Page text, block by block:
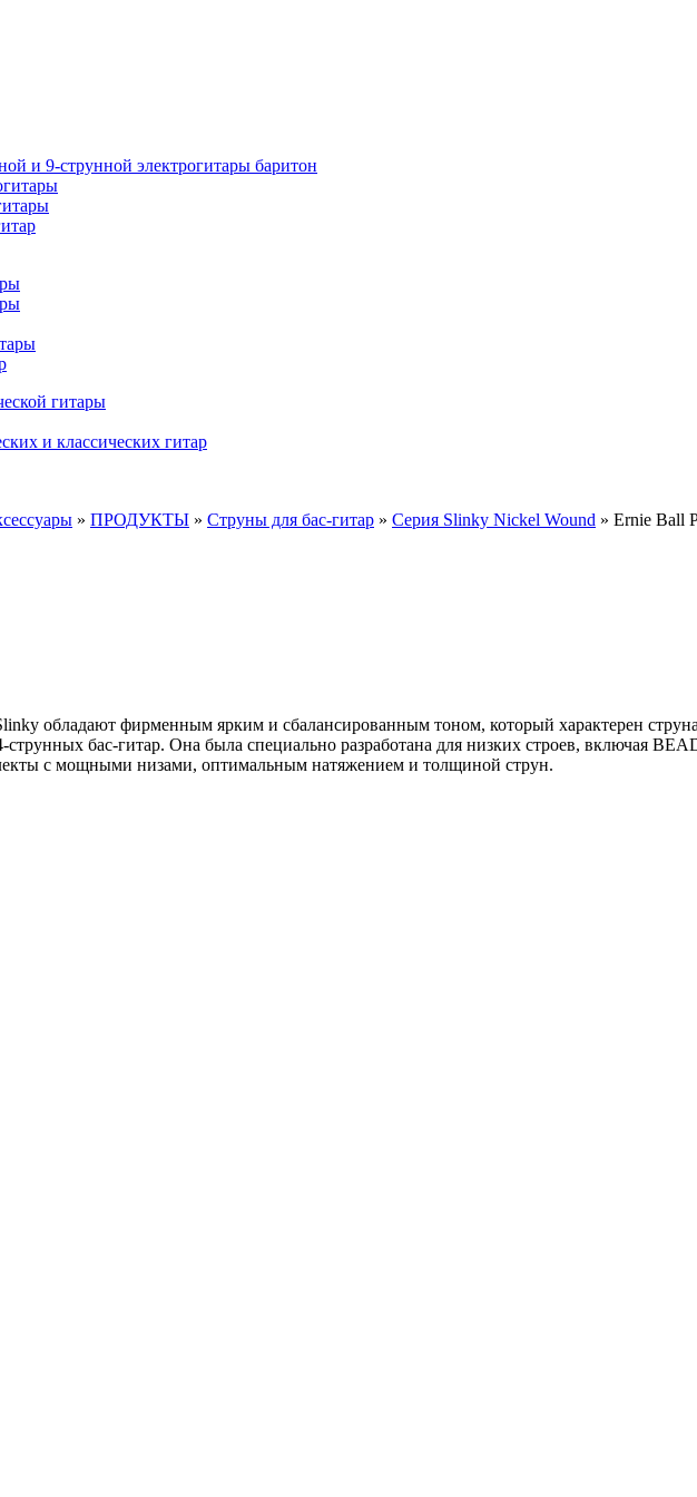
и 9-струнной электрогитары баритон
гитары
и классических гитар
» ПРОДУКТЫ » Струны для бас-гитар » Серия Slinky Nickel Wound » Ernie Ball
обладают фирменным ярким и сбалансированным тоном, который характерен
струнных бас-гитар. Она была специально разработана для низких строев, включая
с мощными низами, оптимальным натяжением и толщиной струн.